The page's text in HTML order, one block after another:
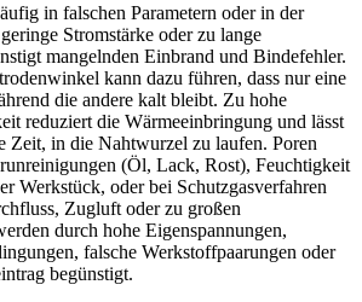
in falschen Parametern oder in der
Stromstärke oder zu lange
mangelnden Einbrand und Bindefehler.
kann dazu führen, dass nur eine
die andere kalt bleibt. Zu hohe
reduziert die Wärmeeinbringung und lässt
Zeit, in die Nahtwurzel zu laufen. Poren
(Öl, Lack, Rost), Feuchtigkeit
Werkstück, oder bei Schutzgasverfahren
Zugluft oder zu großen
durch hohe Eigenspannungen,
falsche Werkstoffpaarungen oder
begünstigt.